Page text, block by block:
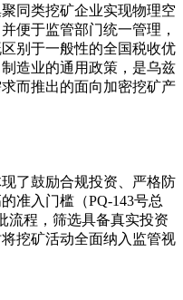
同类挖矿企业实现物理空
便于监管部门统一管理，
别于一般性的全国税收优
造业的通用政策，是乌兹
而推出的面向加密挖矿产
了鼓励合规投资、严格防
准入门槛（PQ-143号总
流程，筛选具备真实投资
挖矿活动全面纳入监管视